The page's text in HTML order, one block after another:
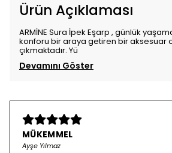
Ürün Açıklaması
ARMİNE Sura İpek Eşarp , günlük
konforu bir araya getiren bir aksesuar
çıkmaktadır. Yü
Devamını Göster
MÜKEMMEL
Ayşe Yılmaz